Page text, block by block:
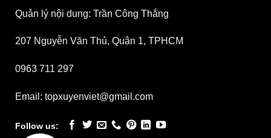
Quản lý nội dung: Trần Công Thắng
207 Nguyễn Văn Thủ, Quận 1, TPHCM
0963 711 297
Email: topxuyenviet@gmail.com
Follow us: